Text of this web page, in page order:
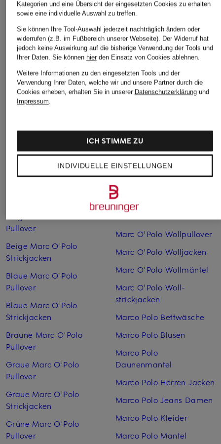
SEDUCTIVE
Marlenehose
KIMBERLY aus Jersey
CHF 239
MRS & HUGS
Marlenehose
CHF 85
Ursprünglich:CHF 259
SEDUCTIVE
Marlenehose ENIE
CHF 359
Pullover
Beige Marc O'Polo
Strickjacken
Blaue Marc O'Polo
Pullover
Blaue Marc O'Polo
Strickjacken
Braune Marc O'Polo
Pullover
Graue Marc O'Polo
Pullover
Graue Marc O'Polo
Strickjacken
Grüne Marc O'Polo
Pullover
Marc O'Polo Taschen
Marc O'Polo Wollpullover
Marc O'Polo Woll­jacken
Marc O'Polo Woll­mäntel
Marc O'Polo Woll­
strickjacken
Marco Polo Bettwäsche
Marco Polo Blusen
Marco Polo
Daunenmantel
Marco Polo Herren Jacken
Marco Polo Jeans Damen
Marco Polo Kleider
Marco Polo Mantel
Kategorien und eine Übersicht der eingesetzten Cookies zu erhalten
sowie eine individuelle Auswahl zu treffen.
Sie können Ihre Tool-Auswahl jederzeit nachträglich ändern oder
widerrufen (z.B. im Fußbereich unserer Webseite). Der Widerruf hat
jedoch keine Auswirkung auf die bisherige Verwendung der Tools und
Ihrer Daten. Sie können hierden Einsatz von Cookies ablehnen.
Weitere Informationen zu den eingesetzten Tools und der
Verwendung Ihrer Daten, welche wir und unsere Partner durch die
Cookies erheben, erhalten Sie in unserer Datenschutzerklärungund
Impressum.
INDIVIDUELLE EINSTELLUNGEN
ICH STIMME ZU